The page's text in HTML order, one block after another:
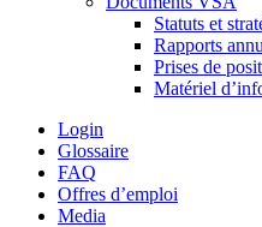
Statuts et
Rapports
Prises de
Matériel
Login
Glossaire
FAQ
Offres d’emploi
Media